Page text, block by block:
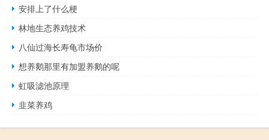
安排上了什么梗
林地生态养鸡技术
八仙过海长寿龟市场价
想养鹅那里有加盟养鹅的呢
虹吸滤池原理
韭菜养鸡